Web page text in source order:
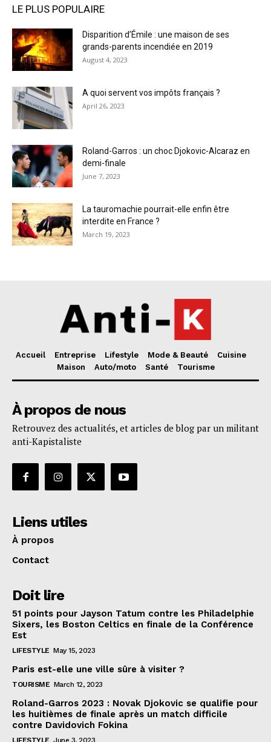
LE PLUS POPULAIRE
Disparition d’Émile : une maison de ses
grands-parents incendiée en 2019
August 4, 2023
A quoi servent vos impôts français ?
April 26, 2023
Roland-Garros : un choc Djokovic-Alcaraz en
demi-finale
June 7, 2023
La tauromachie pourrait-elle enfin être
interdite en France ?
March 19, 2023
Accueil Entreprise Lifestyle Mode & Beauté
Cuisine
Maison
Auto/moto Santé Tourisme
À propos de nous
Retrouvez des actualités, et articles de blog par un militant
anti-Kapistaliste
Liens utiles
À propos
Contact
Doit lire
51 points pour Jayson Tatum contre les Philadelphie
Sixers, les Boston Celtics en finale de la Conférence
Est
LIFESTYLE May 15, 2023
Paris est-elle une ville sûre à visiter ?
TOURISME March 12, 2023
Roland-Garros 2023 : Novak Djokovic se qualifie pour
les huitièmes de finale après un match difficile
contre Davidovich Fokina
LIFESTYLE June 3, 2023